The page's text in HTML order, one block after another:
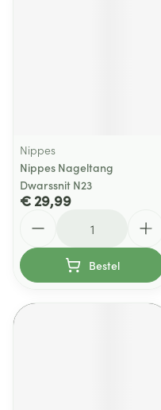
Nippes
Nippes Nageltang
Dwarssnit N23
€ 29,99
Bestel